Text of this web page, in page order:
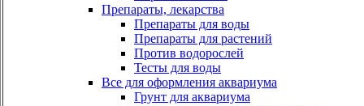
Препараты, лекарства
Препараты для воды
Препараты для растений
Против водорослей
Тесты для воды
Все для оформления аквариума
Грунт для аквариума